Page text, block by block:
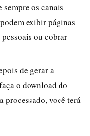
os canais
exibir páginas
ou cobrar
de gerar a
o download do
processado, você terá